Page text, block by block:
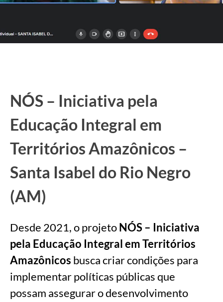
NÓS – Iniciativa pela
Educação Integral em
Territórios Amazônicos –
Santa Isabel do Rio Negro
(AM)
Desde 2021, o projetoNÓS – Iniciativa
pela Educação Integral em Territórios
Amazônicos busca criar condições para
implementar políticas públicas que
possam assegurar o desenvolvimento